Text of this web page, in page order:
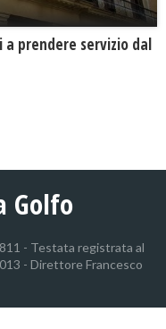
a prendere servizio dal
Golfo
- Testata registrata al
- Direttore Francesco